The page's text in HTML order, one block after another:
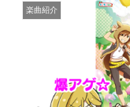
楽曲紹介